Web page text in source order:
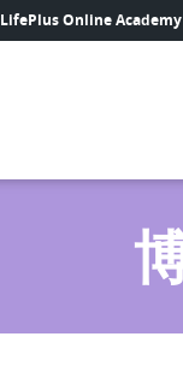
LifePlus Online Academy